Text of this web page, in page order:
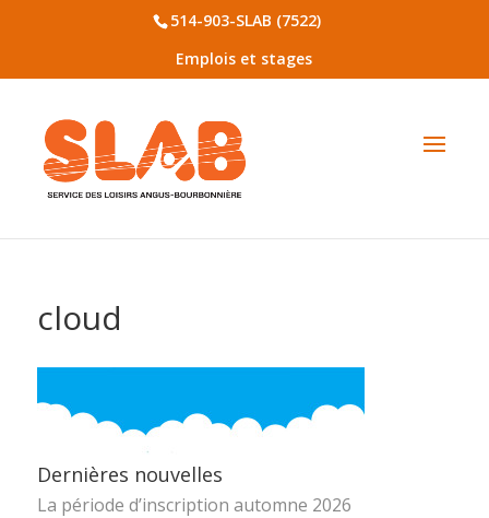
514-903-SLAB (7522)
Emplois et stages
cloud
Dernières nouvelles
La période d’inscription automne 2026